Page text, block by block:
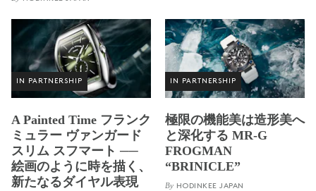
IN PARTNERSHIP
A Painted Time フランク
ミュラー ヴァンガード
スリム スフマート ──
絵画のように時を描く、
新たなるダイヤル表現
IN PARTNERSHIP
極限の機能美は造形美へ
と深化する MR-G
FROGMAN
“BRINICLE”
By HODINKEE JAPAN